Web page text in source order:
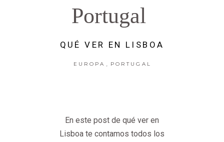
Portugal
QUÉ VER EN LISBOA
EUROPA PORTUGAL
En este post de qué ver en
Lisboa te contamos todos los